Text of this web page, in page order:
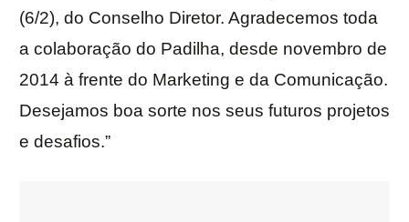
(6/2), do Conselho Diretor. Agradecemos toda
a colaboração do Padilha, desde novembro de
2014 à frente do Marketing e da Comunicação.
Desejamos boa sorte nos seus futuros projetos
e desafios.”